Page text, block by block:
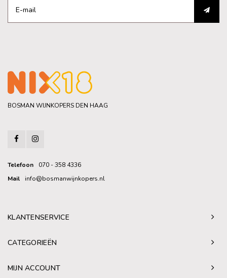
BOSMAN WIJNKOPERS DEN HAAG
Telefoon
070 - 358 4336
Mail
info@bosmanwijnkopers.nl
KLANTENSERVICE
CATEGORIEËN
MIJN ACCOUNT